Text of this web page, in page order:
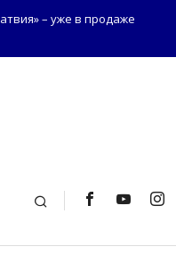
– уже в продаже
Поиск